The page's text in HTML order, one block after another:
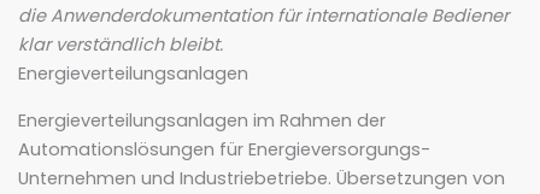
die Anwenderdokumentation für internationale Bediener
klar verständlich bleibt.
Energieverteilungsanlagen
Energieverteilungsanlagen im Rahmen der
Automationslösungen für Energieversorgungs-
Unternehmen und Industriebetriebe. Übersetzungen von